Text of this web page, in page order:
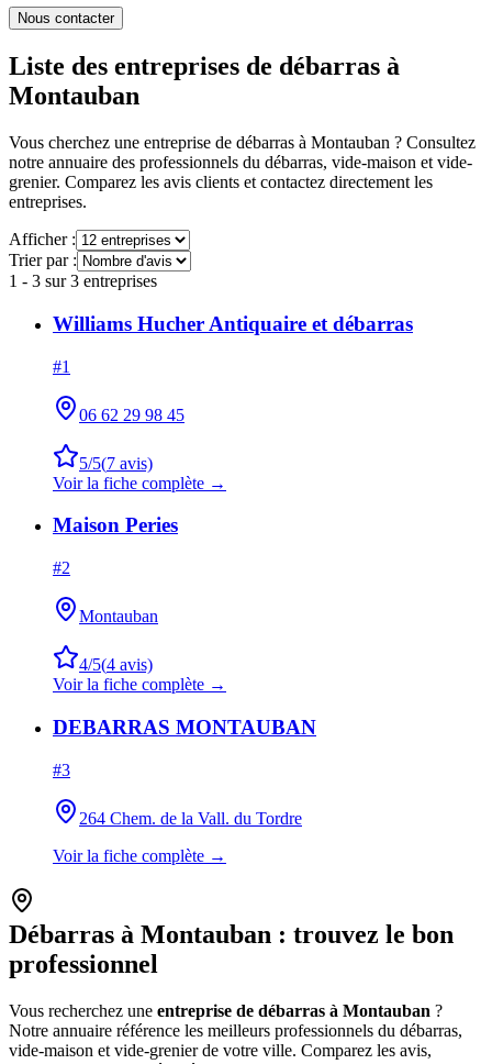
Nous contacter
Liste des entreprises de débarras à
Montauban
Vous cherchez une entreprise de débarras à Montauban ? Consultez
notre annuaire des professionnels du débarras, vide-maison et vide-
grenier. Comparez les avis clients et contactez directement les
entreprises.
Afficher :
Trier par :
1 - 3 sur3 entreprises
Williams Hucher Antiquaire et débarras
#1
06 62 29 98 45
5/5(7 avis)
Voir la fiche complète →
Maison Peries
#2
Montauban
4/5(4 avis)
Voir la fiche complète →
DEBARRAS MONTAUBAN
#3
264 Chem. de la Vall. du Tordre
Voir la fiche complète →
Débarras à Montauban : trouvez le bon
professionnel
Vous recherchez une entreprise de débarras à Montauban ?
Notre annuaire référence les meilleurs professionnels du débarras,
vide-maison et vide-grenier de votre ville. Comparez les avis,